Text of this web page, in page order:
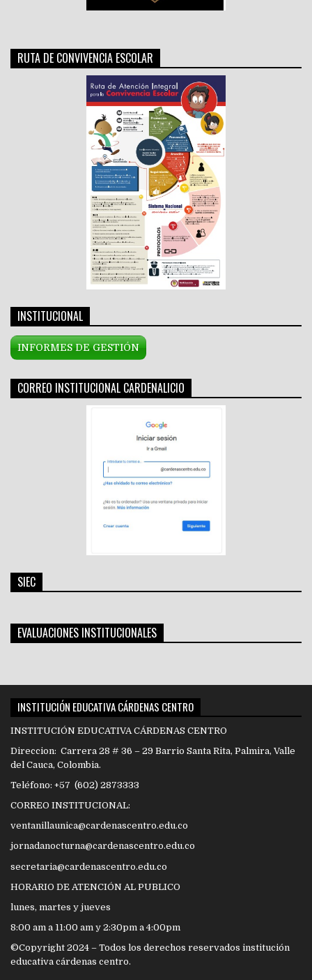
RUTA DE CONVIVENCIA ESCOLAR
INSTITUCIONAL
INFORMES DE GESTIÓN
CORREO INSTITUCIONAL CARDENALICIO
SIEC
EVALUACIONES INSTITUCIONALES
INSTITUCIÓN EDUCATIVA CÁRDENAS CENTRO
INSTITUCIÓN EDUCATIVA CÁRDENAS CENTRO
Direccion: Carrera 28 # 36 – 29 Barrio Santa Rita, Palmira, Valle
del Cauca, Colombia.
Teléfono: +57 (602) 2873333
CORREO INSTITUCIONAL:
ventanillaunica@cardenascentro.edu.co
jornadanocturna@cardenascentro.edu.co
secretaria@cardenascentro.edu.co
HORARIO DE ATENCIÓN AL PUBLICO
lunes, martes y jueves
8:00 am a 11:00 am y 2:30pm a 4:00pm
©Copyright 2024 – Todos los derechos reservados institución
educativa cárdenas centro.